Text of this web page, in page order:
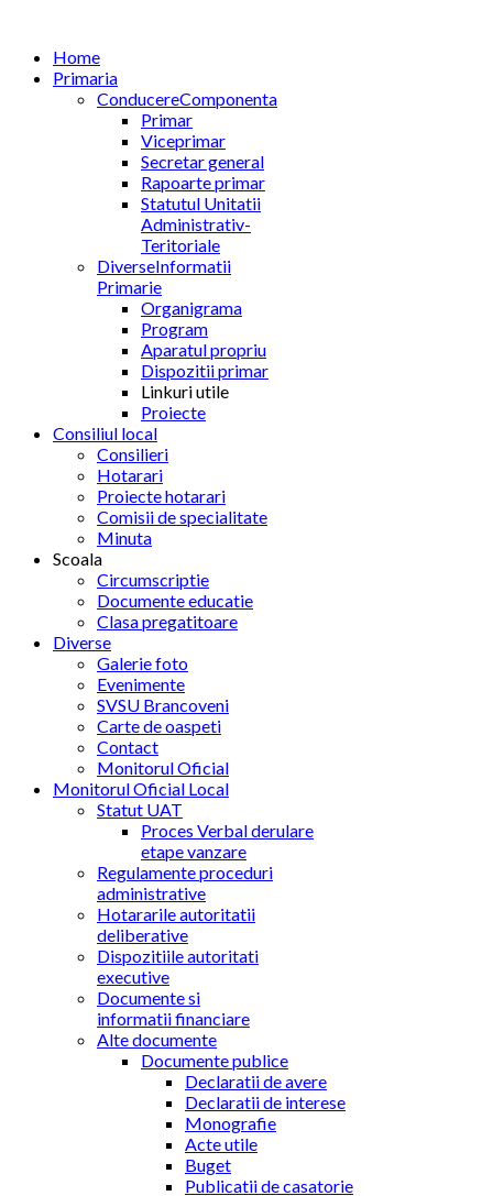
Home
Primaria
ConducereComponenta
Primar
Viceprimar
Secretar general
Rapoarte primar
Statutul Unitatii
Administrativ-
Teritoriale
DiverseInformatii
Primarie
Organigrama
Program
Aparatul propriu
Dispozitii primar
Linkuri utile
Proiecte
Consiliul local
Consilieri
Hotarari
Proiecte hotarari
Comisii de specialitate
Minuta
Scoala
Circumscriptie
Documente educatie
Clasa pregatitoare
Diverse
Galerie foto
Evenimente
SVSU Brancoveni
Carte de oaspeti
Contact
Monitorul Oficial
Monitorul Oficial Local
Statut UAT
Proces Verbal derulare
etape vanzare
Regulamente proceduri
administrative
Hotararile autoritatii
deliberative
Dispozitiile autoritati
executive
Documente si
informatii financiare
Alte documente
Documente publice
Declaratii de avere
Declaratii de interese
Monografie
Acte utile
Buget
Publicatii de casatorie